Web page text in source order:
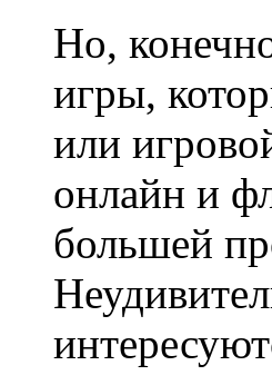
Но,
игры,
или
онлайн и
большей